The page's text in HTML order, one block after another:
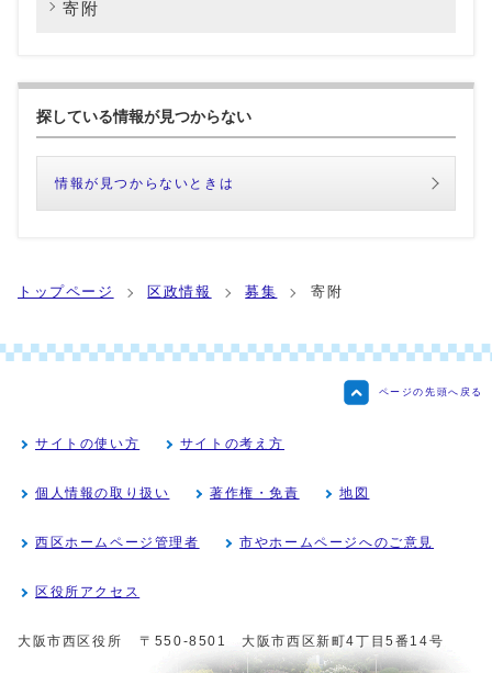
寄附
探している情報が見つからない
情報が見つからないときは
トップページ 区政情報 募集 寄附
ページの先頭へ戻る
サイトの使い方 サイトの考え方
個人情報の取り扱い 著作権・免責 地図
西区ホームページ管理者 市やホームページへのご意見
区役所アクセス
大阪市西区役所 〒550-8501 大阪市西区新町4丁目5番14号